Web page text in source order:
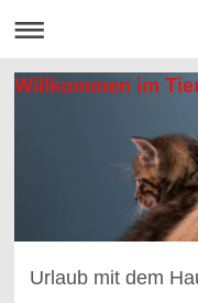
Willkommen im
Urlaub mit dem